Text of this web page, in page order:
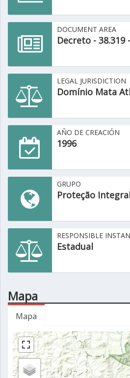
DOCUMENT AREA
Decreto - 38.319
LEGAL JURISDICTION
Domínio Mata
AÑO DE CREACIÓN
1996
GRUPO
Proteção
RESPONSIBLE
Estadual
Mapa
Mapa